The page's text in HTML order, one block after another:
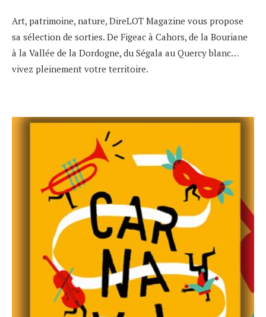
Art, patrimoine, nature, DireLOT Magazine vous propose
sa sélection de sorties. De Figeac à Cahors, de la Bouriane
à la Vallée de la Dordogne, du Ségala au Quercy blanc…
vivez pleinement votre territoire.